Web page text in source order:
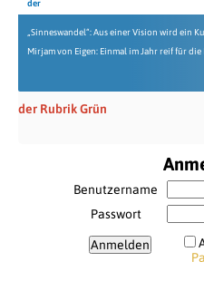
der
„Sinneswandel“: Aus einer Vision wird ein
Mirjam von Eigen: Einmal im Jahr reif für die
der Rubrik Grün
Benutzername
Passwort